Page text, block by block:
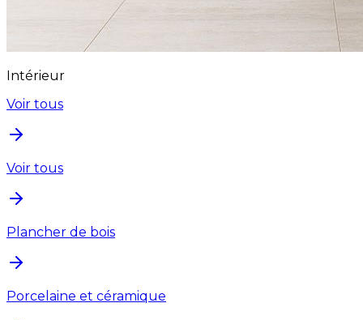
Intérieur
Voir tous
Voir tous
Plancher de bois
Porcelaine et céramique